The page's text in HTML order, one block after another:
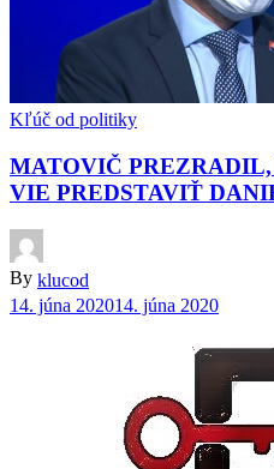
Kľúč od politiky
MATOVIČ
VIE PREDSTAVIŤ
By klucod
14. júna 202014. júna 2020